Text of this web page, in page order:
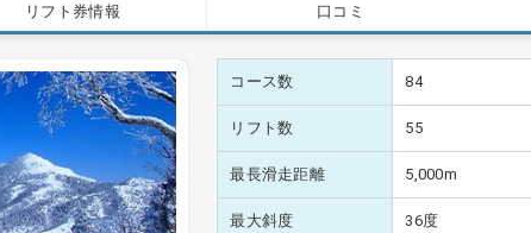
リフト券情報 口コミ
コース数 84
リフト数 55
最長滑走距離 5,000m
最大斜度 36度